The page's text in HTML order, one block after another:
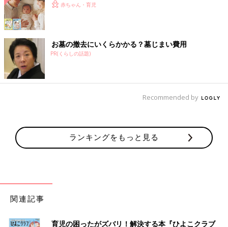
赤ちゃん・育児
お墓の撤去にいくらかかる？墓じまい費用
PR(くらしの話題)
Recommended by
ランキングをもっと見る
関連記事
育児の困ったがズバリ！解決する本『ひよこクラブ